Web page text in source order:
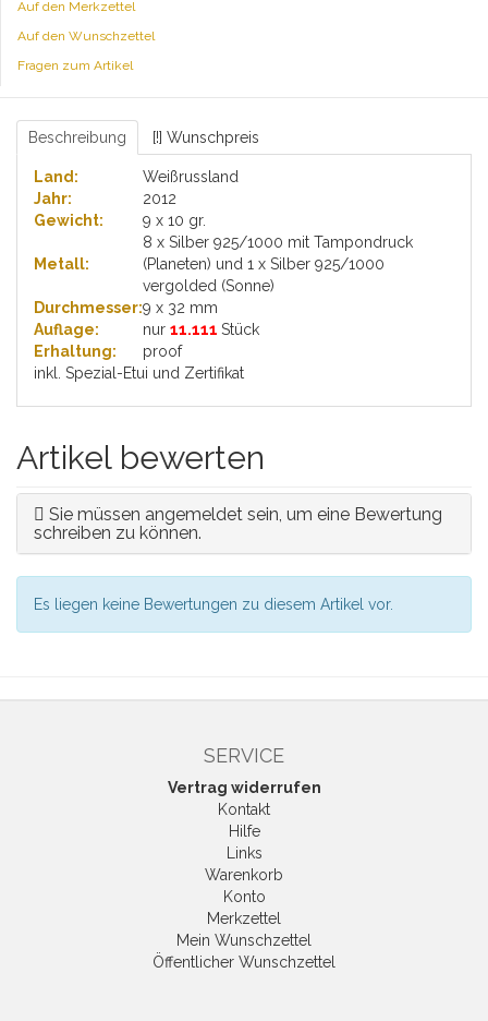
Auf den Merkzettel
Auf den Wunschzettel
Fragen zum Artikel
Beschreibung [!] Wunschpreis
Land:
Weißrussland
Jahr:
2012
Gewicht:
9 x 10 gr.
Metall:
8 x Silber 925/1000 mit Tampondruck
(Planeten) und 1 x Silber 925/1000
vergolded (Sonne)
Durchmesser:9 x 32 mm
Auflage:
nur 11.111 Stück
Erhaltung:
proof
inkl. Spezial-Etui und Zertifikat
Artikel bewerten
Sie müssen angemeldet sein, um eine Bewertung
schreiben zu können.
Es liegen keine Bewertungen zu diesem Artikel vor.
SERVICE
Vertrag widerrufen
Kontakt
Hilfe
Links
Warenkorb
Konto
Merkzettel
Mein Wunschzettel
Öffentlicher Wunschzettel